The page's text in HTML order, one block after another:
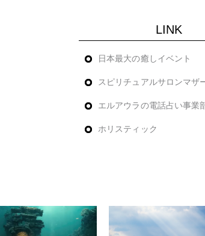
LINK
日本最大の癒しイベント
スピリチュアルサロンマザ
エルアウラの電話占い事業
ホリスティック